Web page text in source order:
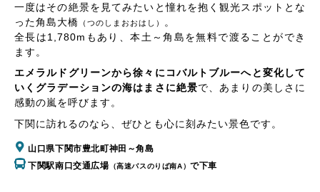
一度はその絶景を見てみたいと憧れを抱く観光スポットとな
った角島大橋 （つのしまおおはし）
。
全長は1,780mもあり、本土～角島を無料で渡ることができ
ます。
エメラルドグリーンから徐々にコバルトブルーへと変化して
いくグラデーションの海はまさに絶景で、あまりの美しさに
感動の嵐を呼びます。
下関に訪れるのなら、ぜひとも心に刻みたい景色です。
山口県下関市豊北町神田～角島
下関駅南口交通広場 （高速バスのりば南A）で下車